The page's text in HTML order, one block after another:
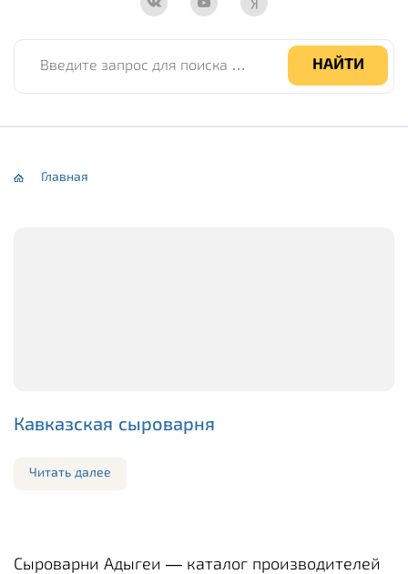
НАЙТИ
Главная
Кавказская сыроварня
Читать далее
Сыроварни Адыгеи — каталог производителей